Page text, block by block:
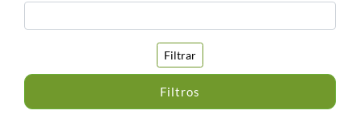
Filtrar
Filtros